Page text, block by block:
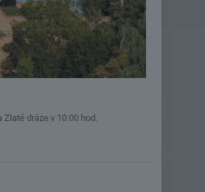
dráze v 10.00 hod.